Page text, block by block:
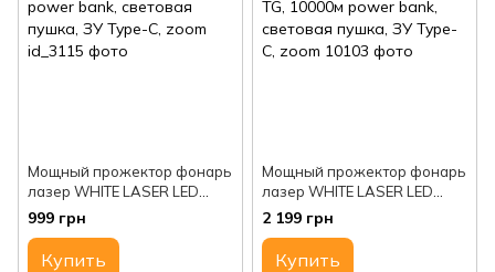
Мощный прожектор фонарь
лазер WHITE LASER LED
PM10-TG , power bank,
световая пушка, ЗУ Type-C,
zoom
999 грн
Купить
Мощный прожектор фонарь
лазер WHITE LASER LED
AK138S, PM60-TG, 10000м
power bank, световая
пушка, ЗУ Type-C, zoom
2 199 грн
Купить